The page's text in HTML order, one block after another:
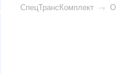
СпецТрансКомплект →